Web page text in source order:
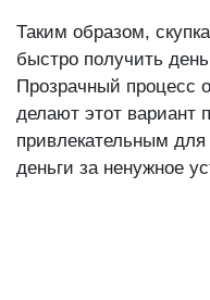
Таким образом,
быстро получить
Прозрачный процесс
делают этот вариант
привлекательным для
деньги за ненужное